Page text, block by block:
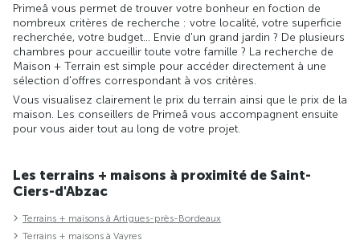
Primeâ vous permet de trouver votre bonheur en foction de
nombreux critères de recherche : votre localité, votre superficie
recherchée, votre budget... Envie d'un grand jardin ? De plusieurs
chambres pour accueillir toute votre famille ? La recherche de
Maison + Terrain est simple pour accéder directement à une
sélection d'offres correspondant à vos critères.
Vous visualisez clairement le prix du terrain ainsi que le prix de la
maison. Les conseillers de Primeâ vous accompagnent ensuite
pour vous aider tout au long de votre projet.
Les terrains + maisons à proximité de Saint-
Ciers-d'Abzac
Terrains + maisons à Artigues-près-Bordeaux
Terrains + maisons à Vayres